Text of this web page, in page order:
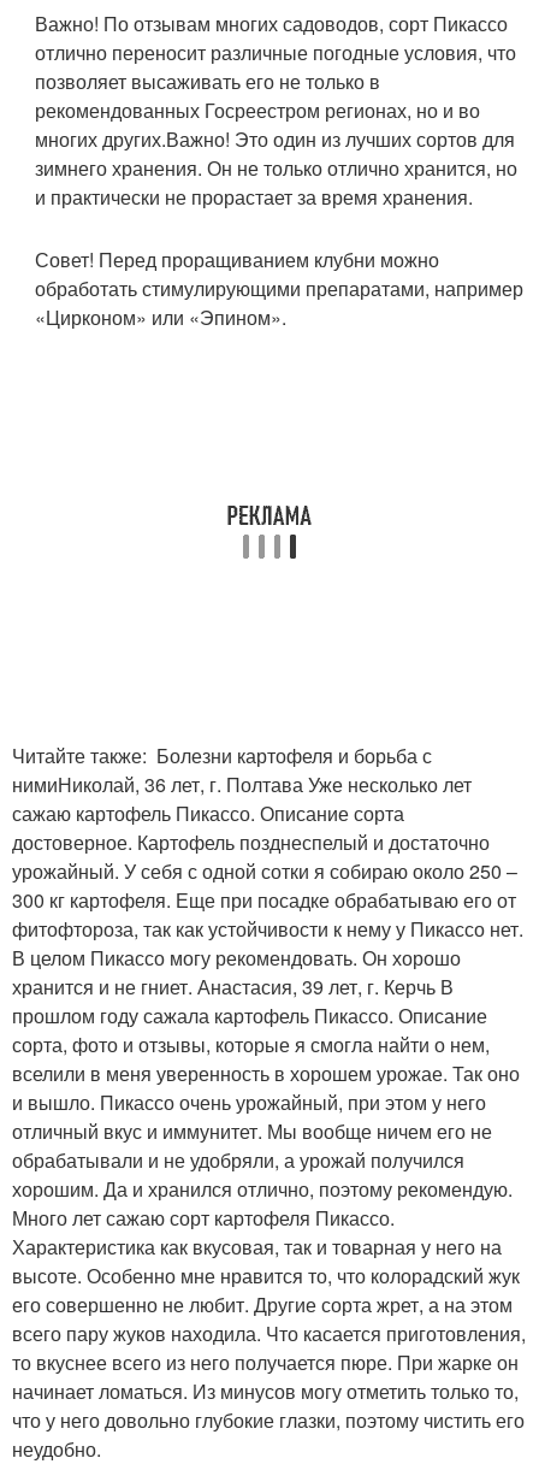
Важно! По отзывам многих садоводов, сорт Пикассо
отлично переносит различные погодные условия, что
позволяет высаживать его не только в
рекомендованных Госреестром регионах, но и во
многих других.Важно! Это один из лучших сортов для
зимнего хранения. Он не только отлично хранится, но
и практически не прорастает за время хранения.
Совет! Перед проращиванием клубни можно
обработать стимулирующими препаратами, например
«Цирконом» или «Эпином».
Читайте также: Болезни картофеля и борьба с
нимиНиколай, 36 лет, г. Полтава Уже несколько лет
сажаю картофель Пикассо. Описание сорта
достоверное. Картофель позднеспелый и достаточно
урожайный. У себя с одной сотки я собираю около 250 –
300 кг картофеля. Еще при посадке обрабатываю его от
фитофтороза, так как устойчивости к нему у Пикассо нет.
В целом Пикассо могу рекомендовать. Он хорошо
хранится и не гниет. Анастасия, 39 лет, г. Керчь В
прошлом году сажала картофель Пикассо. Описание
сорта, фото и отзывы, которые я смогла найти о нем,
вселили в меня уверенность в хорошем урожае. Так оно
и вышло. Пикассо очень урожайный, при этом у него
отличный вкус и иммунитет. Мы вообще ничем его не
обрабатывали и не удобряли, а урожай получился
хорошим. Да и хранился отлично, поэтому рекомендую.
Много лет сажаю сорт картофеля Пикассо.
Характеристика как вкусовая, так и товарная у него на
высоте. Особенно мне нравится то, что колорадский жук
его совершенно не любит. Другие сорта жрет, а на этом
всего пару жуков находила. Что касается приготовления,
то вкуснее всего из него получается пюре. При жарке он
начинает ломаться. Из минусов могу отметить только то,
что у него довольно глубокие глазки, поэтому чистить его
неудобно.